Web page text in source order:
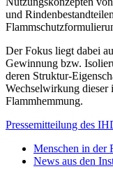
und
Der Fokus liegt dabei
Gewinnung bzw.
deren Struktur-
Wechselwirkung
Flammhemmung.
Pressemitteilung des
Menschen in der
News aus den